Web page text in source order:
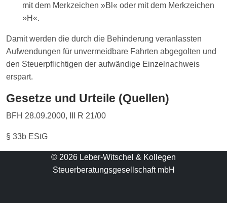
mit dem Merkzeichen »Bl« oder mit dem Merkzeichen
»H«.
Damit werden die durch die Behinderung veranlassten
Aufwendungen für unvermeidbare Fahrten abgegolten und
den Steuerpflichtigen der aufwändige Einzelnachweis
erspart.
Gesetze und Urteile (Quellen)
BFH 28.09.2000, III R 21/00
§ 33b EStG
© 2026 Leber-Witschel & Kollegen
Steuerberatungsgesellschaft mbH